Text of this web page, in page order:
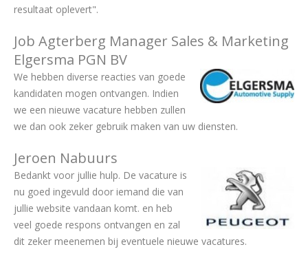
resultaat oplevert".
Job Agterberg Manager Sales & Marketing
Elgersma PGN BV
We hebben diverse reacties van goede
kandidaten mogen ontvangen. Indien
we een nieuwe vacature hebben zullen
we dan ook zeker gebruik maken van uw diensten.
Jeroen Nabuurs
Bedankt voor jullie hulp. De vacature is
nu goed ingevuld door iemand die van
jullie website vandaan komt. en heb
veel goede respons ontvangen en zal
dit zeker meenemen bij eventuele nieuwe vacatures.